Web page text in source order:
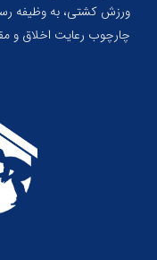
ورزش کشتی، به وظیفه
چارچوب رعایت اخلاق و